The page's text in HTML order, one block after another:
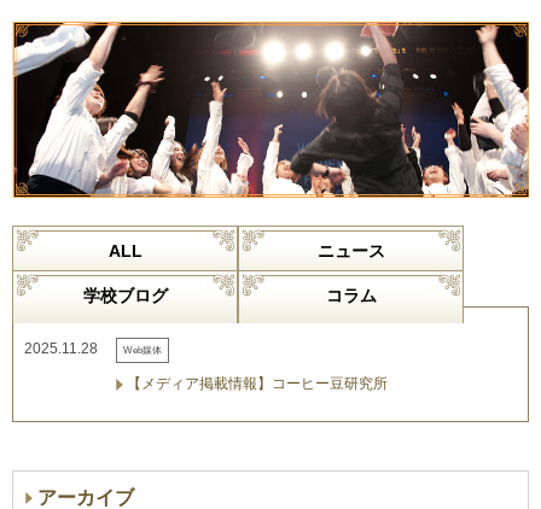
ALL ニュース
学校ブログ コラム
2025.11.28 Web媒体
【メディア掲載情報】コーヒー豆研究所
アーカイブ